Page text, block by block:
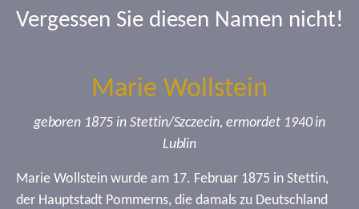
Vergessen Sie diesen Namen nicht!
Marie Wollstein
geboren 1875 in Stettin/Szczecin, ermordet 1940 in
Lublin
Marie Wollstein wurde am 17. Februar 1875 in Stettin,
der Hauptstadt Pommerns, die damals zu Deutschland